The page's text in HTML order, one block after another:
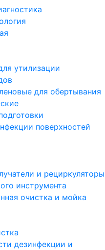
утилизации
для обертывания
поверхностей
и рециркуляторы
инструмента
очистка и мойка
дезинфекции и